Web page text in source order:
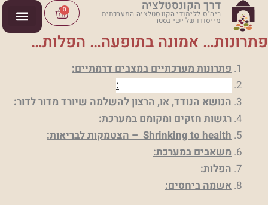
דילוג
לתוכן
דרך הקונסטלציה
ביה"ס ללימודי הקונסטלציה המערכתית
מייסודו של ישי גסטר
0
Cart
פתרונות… אמונה בתופעה… הפלות…
פתרונות מערכתיים במצבים דרמתיים:
:
הנושא הנודד, או, הרצון להשלמה שיורד מדור לדור:
רגשות חזקים ומקומם במערכת:
Shrinking to health– הצטמקות לבריאות:
משאבים במערכת:
הפלות:
אשמה ביחסים: